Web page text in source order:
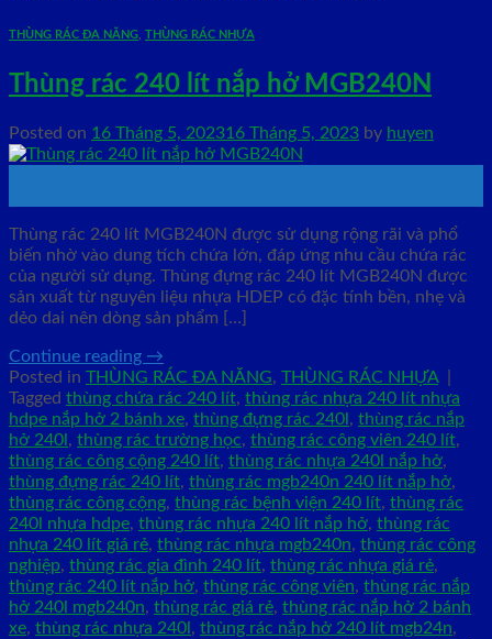
THÙNG RÁC ĐA NĂNG THÙNG RÁC NHỰA
Thùng rác 240 lít nắp hở MGB240N
Posted on 16 Tháng 5, 202316 Tháng 5, 2023 by huyen
Thùng rác 240 lít MGB240N được sử dụng rộng rãi và phổ
biến nhờ vào dung tích chứa lớn, đáp ứng nhu cầu chứa rác
của người sử dụng. Thùng đựng rác 240 lít MGB240N được
sản xuất từ nguyên liệu nhựa HDEP có đặc tính bền, nhẹ và
dẻo dai nên dòng sản phẩm […]
Continue reading →
Posted in THÙNG RÁC ĐA NĂNG, THÙNG RÁC NHỰA
Tagged thùng chứa rác 240 lít, thùng rác nhựa 240 lít nhựa
hdpe nắp hở 2 bánh xe, thùng đựng rác 240l , thùng rác nắp
hở 240l , thùng rác trường học, thùng rác công viên 240 lít,
thùng rác công cộng 240 lít, thùng rác nhựa 240l nắp hở,
thùng đựng rác 240 lít, thùng rác mgb240n 240 lít nắp hở,
thùng rác công cộng, thùng rác bệnh viện 240 lít, thùng rác
240l nhựa hdpe, thùng rác nhựa 240 lít nắp hở, thùng rác
nhựa 240 lít giá rẻ, thùng rác nhựa mgb240n, thùng rác công
nghiệp, thùng rác gia đình 240 lít, thùng rác nhựa giá rẻ,
thùng rác 240 lít nắp hở, thùng rác công viên, thùng rác nắp
hở 240l mgb240n, thùng rác giá rẻ, thùng rác nắp hở 2 bánh
xe, thùng rác nhựa 240l , thùng rác nắp hở 240 lít mgb24n,